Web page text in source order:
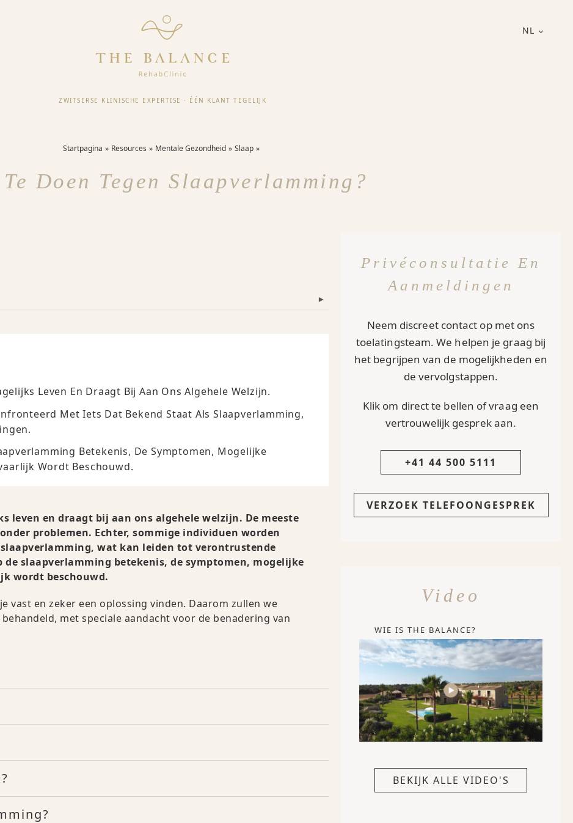
NL
ZWITSERSE KLINISCHE EXPERTISE · ÉÉN KLANT TEGELIJK
Startpagina Resources Mentale Gezondheid Slaap
Te Doen Tegen Slaapverlamming?
▾
Leven En Draagt Bij Aan Ons Algehele Welzijn.
Met Iets Dat Bekend Staat Als Slaapverlamming,
Betekenis, De Symptomen, Mogelijke
Wordt Beschouwd.
leven en draagt bij aan ons algehele welzijn. De meeste
problemen. Echter, sommige individuen worden
wat kan leiden tot verontrustende
slaapverlamming betekenis, de symptomen, mogelijke
wordt beschouwd.
vast en zeker een oplossing vinden. Daarom zullen we
met speciale aandacht voor de benadering van
Privéconsultatie En
Aanmeldingen
Neem discreet contact op met ons
toelatingsteam. We helpen je graag bij
het begrijpen van de mogelijkheden en
de vervolgstappen.
Klik om direct te bellen of vraag een
vertrouwelijk gesprek aan.
+41 44 500 5111
VERZOEK TELEFOONGESPREK
Video
WIE IS THE BALANCE?
BEKIJK ALLE VIDEO'S